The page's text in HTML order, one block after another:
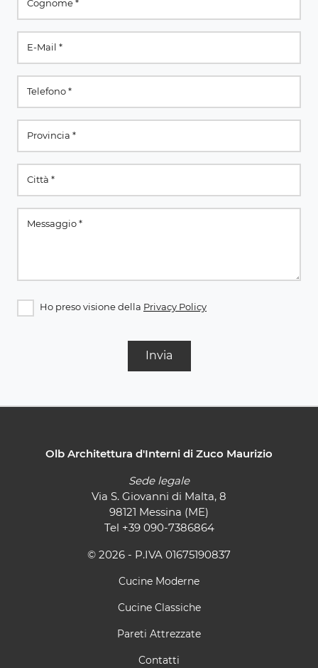
Ho preso visione della Privacy Policy
Invia
Olb Architettura d'Interni di Zuco Maurizio
Sede legale
Via S. Giovanni di Malta, 8
98121 Messina (ME)
Tel +39 090-7386864
© 2026 - P.IVA 01675190837
Cucine Moderne
Cucine Classiche
Pareti Attrezzate
Contatti